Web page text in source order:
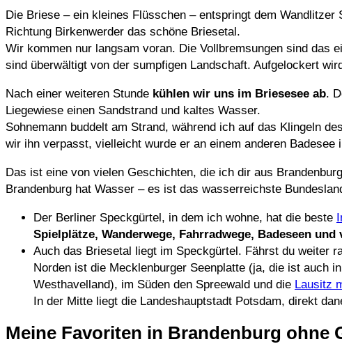
Die Briese – ein kleines Flüsschen – entspringt dem
Richtung Birkenwerder das schöne Briesetal.
Wir kommen nur langsam voran. Die Vollbremsungen sind das
sind überwältigt von der sumpfigen Landschaft. Aufgelockert
Nach einer weiteren Stunde kühlen wir uns im Briesesee ab.
Liegewiese einen Sandstrand und kaltes Wasser.
Sohnemann buddelt am Strand, während ich auf das Klingeln
wir ihn verpasst, vielleicht wurde er an einem anderen Badesee
Das ist eine von vielen Geschichten, die ich dir aus
Brandenburg hat Wasser – es ist das wasserreichste
Der Berliner Speckgürtel, in dem ich wohne, hat die beste
Spielplätze, Wanderwege, Fahrradwege, Badeseen und
Auch das Briesetal liegt im Speckgürtel. Fährst du weiter
Norden ist die Mecklenburger Seenplatte (ja, die ist auch
Westhavelland), im Süden den Spreewald und die Lausitz
In der Mitte liegt die Landeshauptstadt Potsdam, direkt
Meine Favoriten in Brandenburg ohne